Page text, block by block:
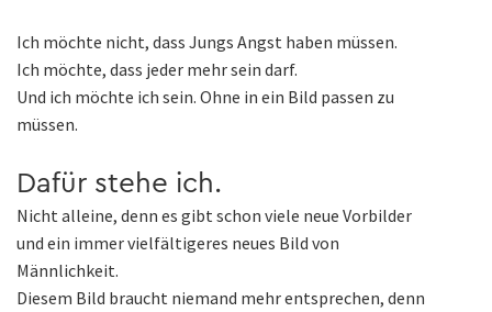
Ich möchte nicht, dass Jungs Angst haben müssen.
Ich möchte, dass jeder mehr sein darf.
Und ich möchte ich sein. Ohne in ein Bild passen zu
müssen.
Dafür stehe ich.
Nicht alleine, denn es gibt schon viele neue Vorbilder
und ein immer vielfältigeres neues Bild von
Männlichkeit.
Diesem Bild braucht niemand mehr entsprechen, denn